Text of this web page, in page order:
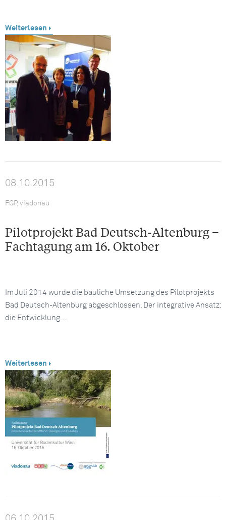
Weiterlesen
08.10.2015
FGP, viadonau
Pilotprojekt Bad Deutsch-Altenburg –
Fachtagung am 16. Oktober
Im Juli 2014 wurde die bauliche Umsetzung des Pilotprojekts
Bad Deutsch-Altenburg abgeschlossen. Der integrative Ansatz:
die Entwicklung…
Weiterlesen